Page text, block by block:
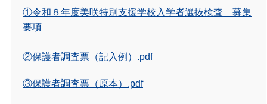
①令和８年度美咲特別支援学校入学者選抜検査 募集
要項
②保護者調査票（記入例） .pdf
③保護者調査票（原本） .pdf